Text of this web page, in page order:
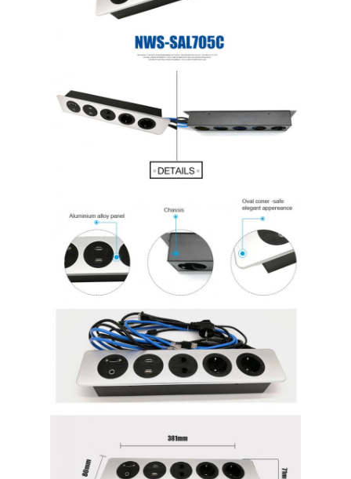
Διαδραστικοί πίνακες
Σύστημα διασκέψεων
Ανύψωση οθόνης LCD
Εμφανισμένη πρίζα γραφείου
Εναρμονισμένη λωρίδα ρεύματος
Πύργος πλέκτης πρίζες
Κουτί υποδομής τραπέζι συνεδριάσεων
Στρίβουσα πρίζα